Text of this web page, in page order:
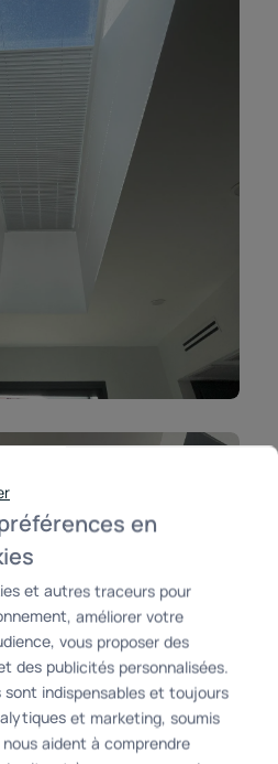
en
et autres traceurs pour
améliorer votre
vous proposer des
des publicités personnalisées.
sont indispensables et toujours
et marketing, soumis
aident à comprendre